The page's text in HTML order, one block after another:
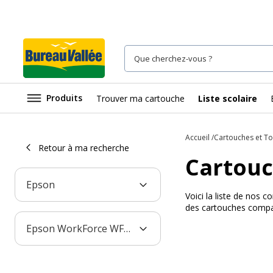
Produits Trouver ma cartouche Liste scolaire
Retour à ma recherche
Epson
Epson WorkForce WF-100
Accueil Cartouches et
Voici la liste de nos
des cartouches